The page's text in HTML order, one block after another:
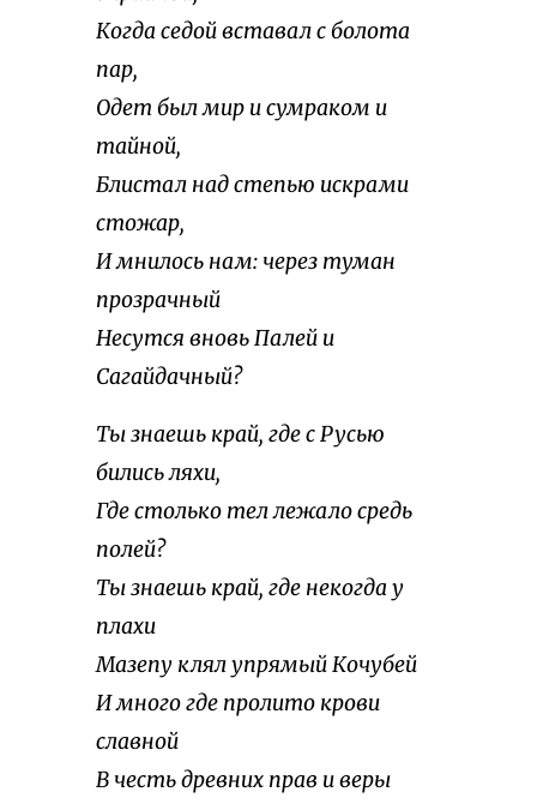
Когда седой вставал с болота
пар,
Одет был мир и сумраком и
тайной,
Блистал над степью искрами
стожар,
И мнилось нам: через туман
прозрачный
Несутся вновь Палей и
Сагайдачный?
Ты знаешь край, где с Русью
бились ляхи,
Где столько тел лежало средь
полей?
Ты знаешь край, где некогда у
плахи
Мазепу клял упрямый Кочубей
И много где пролито крови
славной
В честь древних прав и веры